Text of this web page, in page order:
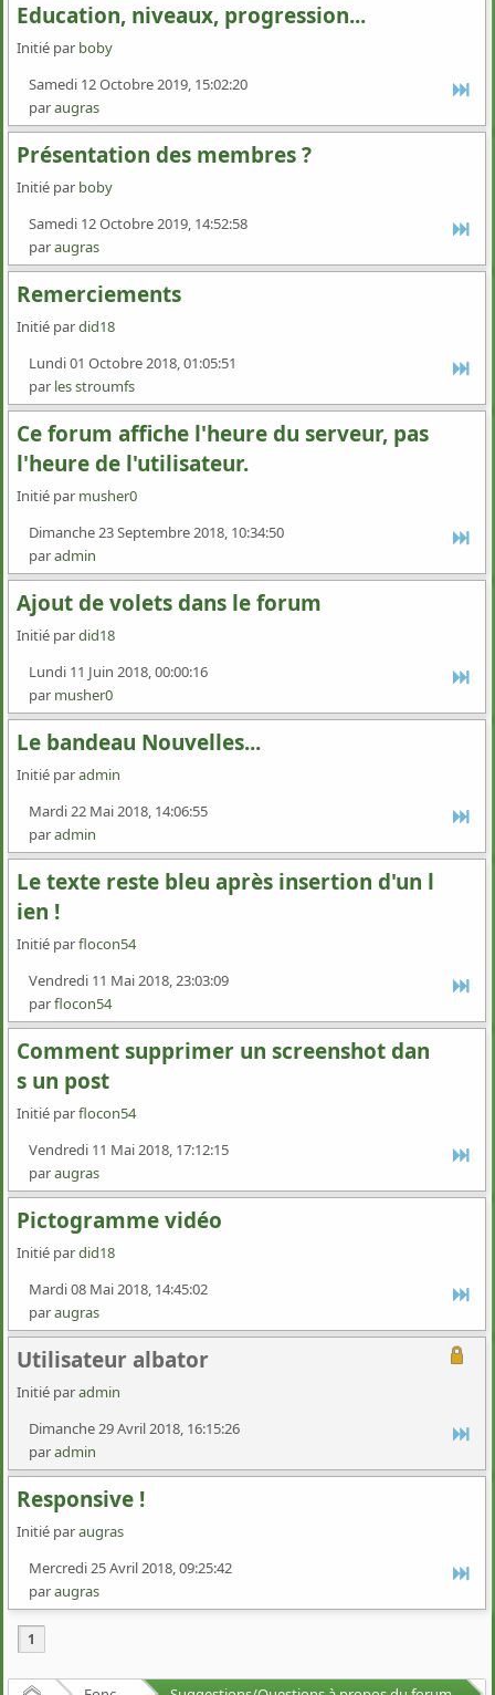
Education, niveaux, progression...
Initié par boby
Samedi 12 Octobre 2019, 15:02:20
paraugras
Présentation des membres ?
Initié par boby
Samedi 12 Octobre 2019, 14:52:58
paraugras
Remerciements
Initié pardid18
Lundi 01 Octobre 2018, 01:05:51
par les stroumfs
Ce forum affiche l'heure du serveur, pas
l'heure de l'utilisateur.
Initié par musher0
Dimanche 23 Septembre 2018, 10:34:50
paradmin
Ajout de volets dans le forum
Initié pardid18
Lundi 11 Juin 2018, 00:00:16
par musher0
Le bandeau Nouvelles...
Initié paradmin
Mardi 22 Mai 2018, 14:06:55
paradmin
Le texte reste bleu après insertion d'un l
ien !
Initié parflocon54
Vendredi 11 Mai 2018, 23:03:09
parflocon54
Comment supprimer un screenshot dan
s un post
Initié parflocon54
Vendredi 11 Mai 2018, 17:12:15
paraugras
Pictogramme vidéo
Initié pardid18
Mardi 08 Mai 2018, 14:45:02
paraugras
Utilisateur albator
Initié paradmin
Dimanche 29 Avril 2018, 16:15:26
paradmin
Responsive !
Initié paraugras
Mercredi 25 Avril 2018, 09:25:42
paraugras
1